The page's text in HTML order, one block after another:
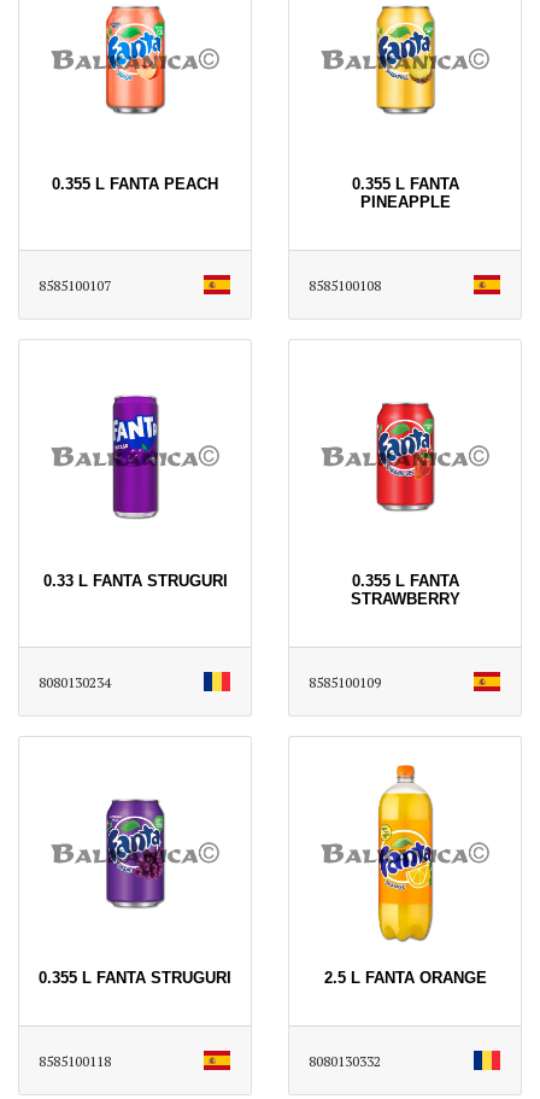
0.355 L FANTA PEACH
8585100107
0.355 L FANTA
PINEAPPLE
8585100108
0.33 L FANTA STRUGURI
8080130234
0.355 L FANTA
STRAWBERRY
8585100109
0.355 L FANTA STRUGURI
8585100118
2.5 L FANTA ORANGE
8080130332